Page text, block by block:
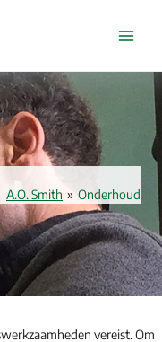
A.O. Smith » Onderhoud
vereist. Om